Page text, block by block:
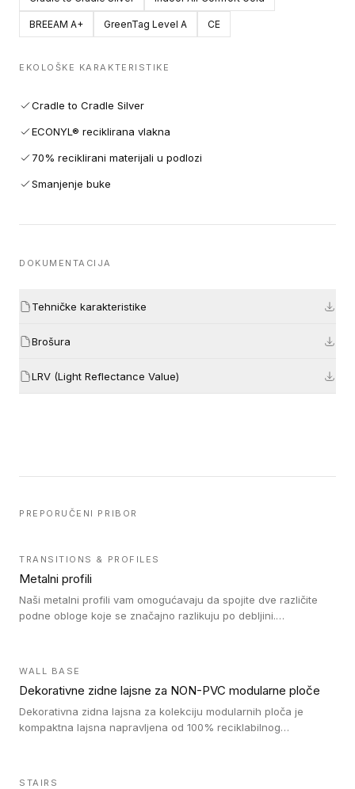
BREEAM A+ GreenTag Level A CE
EKOLOŠKE KARAKTERISTIKE
Cradle to Cradle Silver
ECONYL® reciklirana vlakna
70% reciklirani materijali u podlozi
Smanjenje buke
DOKUMENTACIJA
Tehničke karakteristike
Brošura
LRV (Light Reflectance Value)
PREPORUČENI PRIBOR
TRANSITIONS & PROFILES
Metalni profili
Naši metalni profili vam omogućavaju da spojite dve različite
podne obloge koje se značajno razlikuju po debljini.
WALL BASE
Dekorativne zidne lajsne za NON-PVC modularne ploče
Dekorativna zidna lajsna za kolekciju modularnih ploča je
kompaktna lajsna napravljena od 100% reciklabilnog
STAIRS